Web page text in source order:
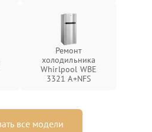
Ремонт
холодильника
Whirlpool WBE
3321 A+NFS
все модели